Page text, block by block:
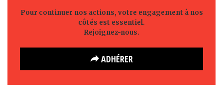
Pour continuer nos actions, votre engagement à nos
côtés est essentiel.
Rejoignez-nous.
ADHÉRER